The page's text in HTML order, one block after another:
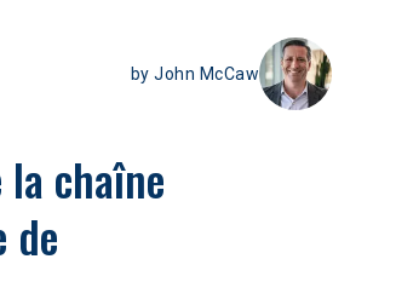
byJohn McCaw
chaîne
de